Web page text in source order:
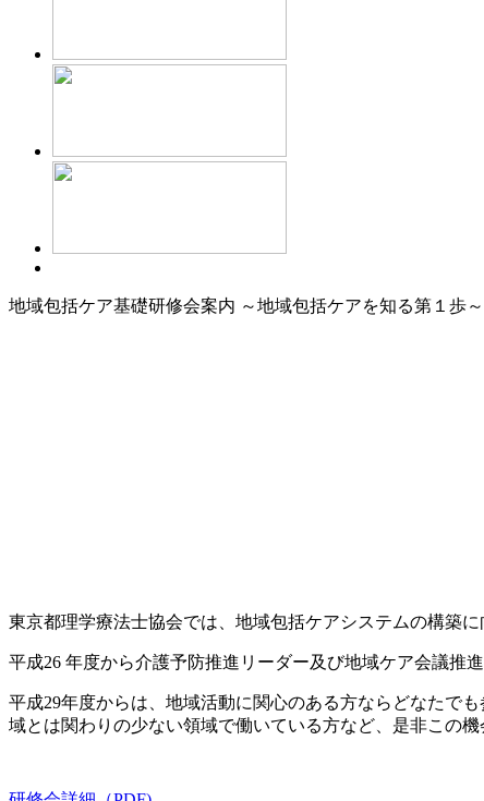
地域包括ケア基礎研修会案内 ～地域包括ケアを知る第１歩～
東京都理学療法士協会では、地域包括ケアシステムの構築に
平成26 年度から介護予防推進リーダー及び地域ケア会議推
平成29年度からは、地域活動に関心のある方ならどなたで
域とは関わりの少ない領域で働いている方など、是非この